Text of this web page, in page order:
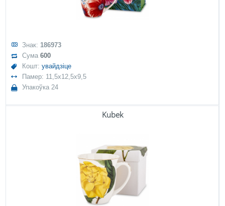
Знак: 186973
Сума600
Кошт:увайдзіце
Памер: 11,5x12,5x9,5
Упакоўка 24
Kubek